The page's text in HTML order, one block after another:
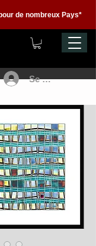
de nombreux Pays*
Se connecter